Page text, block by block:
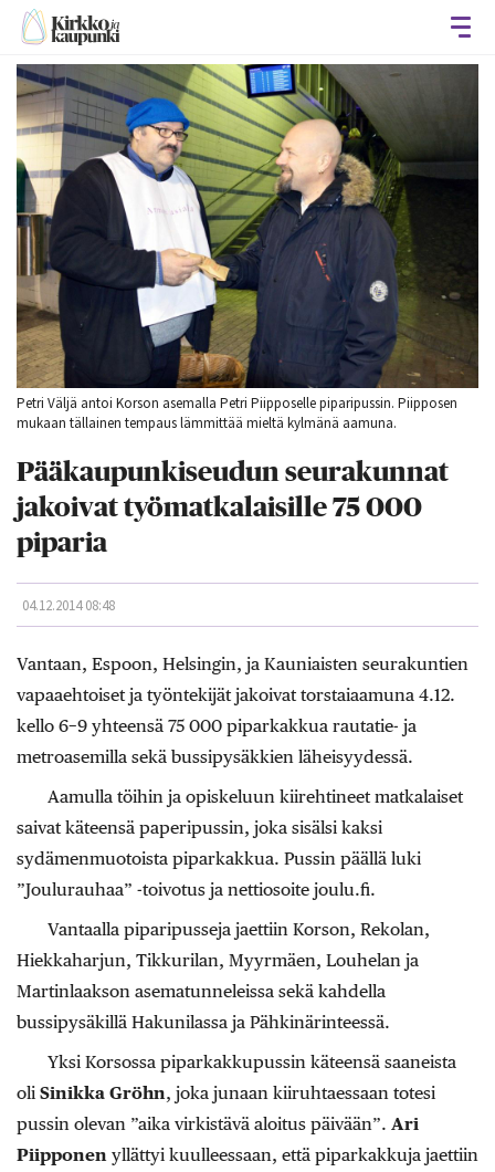
Petri Väljä antoi Korson asemalla Petri Piipposelle piparipussin. Piipposen
mukaan tällainen tempaus lämmittää mieltä kylmänä aamuna.
Pääkaupunkiseudun seurakunnat
jakoivat työmatkalaisille 75 000
piparia
04.12.2014 08:48
Vantaan, Espoon, Helsingin, ja Kauniaisten seurakuntien
vapaaehtoiset ja työntekijät jakoivat torstaiaamuna 4.12.
kello 6−9 yhteensä 75 000 piparkakkua rautatie- ja
metroasemilla sekä bussipysäkkien läheisyydessä.
Aamulla töihin ja opiskeluun kiirehtineet matkalaiset
saivat käteensä paperipussin, joka sisälsi kaksi
sydämenmuotoista piparkakkua. Pussin päällä luki
”Joulurauhaa” -toivotus ja nettiosoite joulu.fi.
Vantaalla piparipusseja jaettiin Korson, Rekolan,
Hiekkaharjun, Tikkurilan, Myyrmäen, Louhelan ja
Martinlaakson asematunneleissa sekä kahdella
bussipysäkillä Hakunilassa ja Pähkinärinteessä.
Yksi Korsossa piparkakkupussin käteensä saaneista
oli Sinikka Gröhn, joka junaan kiiruhtaessaan totesi
pussin olevan ”aika virkistävä aloitus päivään”. Ari
Piipponen yllättyi kuulleessaan, että piparkakkuja jaettiin